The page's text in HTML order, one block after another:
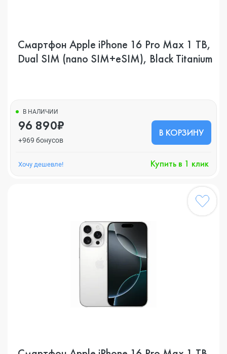
Смартфон Apple iPhone 16 Pro Max 1 TB,
Dual SIM (nano SIM+eSIM), Black Titanium
В НАЛИЧИИ
96 890₽
+969 бонусов
В КОРЗИНУ
Хочу дешевле! Купить в 1 клик